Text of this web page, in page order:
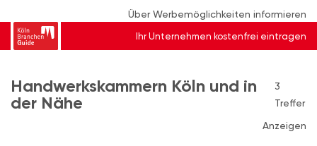
Über Werbemöglichkeiten informieren
Ihr Unternehmen kostenfrei eintragen
Handwerkskammern Köln und in
der Nähe
3
Treffer
Anzeigen